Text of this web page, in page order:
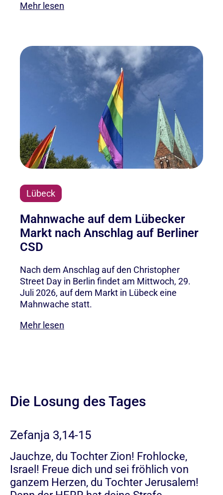
Mehr lesen
Lübeck
Mahnwache auf dem Lübecker
Markt nach Anschlag auf Berliner
CSD
Nach dem Anschlag auf den Christopher
Street Day in Berlin findet am Mittwoch, 29.
Juli 2026, auf dem Markt in Lübeck eine
Mahnwache statt.
Mehr lesen
Die Losung des Tages
Jauchze, du Tochter Zion! Frohlocke,
Israel! Freue dich und sei fröhlich von
ganzem Herzen, du Tochter Jerusalem!
Zefanja 3,14-15